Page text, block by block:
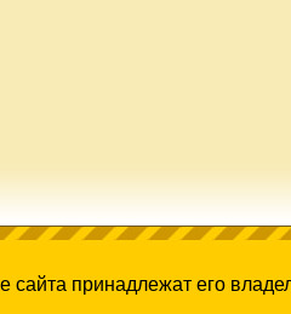
принадлежат его